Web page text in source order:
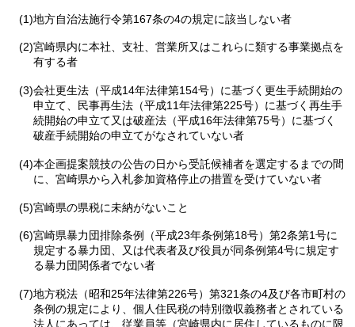
(1)地方自治法施行令第167条の4の規定に該当しない者
(2)宮崎県内に本社、支社、営業所又はこれらに類する事業拠点を
有する者
(3)会社更生法（平成14年法律第154号）に基づく更生手続開始の
申立て、民事再生法（平成11年法律第225号）に基づく再生手
続開始の申立て又は破産法（平成16年法律第75号）に基づく
破産手続開始の申立てがなされていない者
(4)本企画提案競技の公告の日から受託候補者を選定するまでの間
に、宮崎県から入札参加資格停止の措置を受けていない者
(5)宮崎県の県税に未納がないこと
(6)宮崎県暴力団排除条例（平成23年条例第18号）第2条第1号に
規定する暴力団、又は代表者及び役員が同条例第4号に規定す
る暴力団関係者でない者
(7)地方税法（昭和25年法律第226号）第321条の4及び各市町村の
条例の規定により、個人住民税の特別徴収義務者とされている
法人にあっては、従業員等（宮崎県内に居住しているものに限